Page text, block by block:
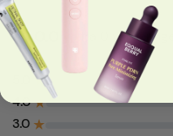
0.0 fra 0 vurderinger
★
4.0★
3.0 ★